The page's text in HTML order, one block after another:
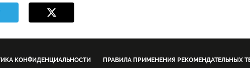
КОНФИДЕНЦИАЛЬНОСТИ
ПРАВИЛА ПРИМЕНЕНИЯ РЕКОМЕНДАТЕЛЬНЫХ